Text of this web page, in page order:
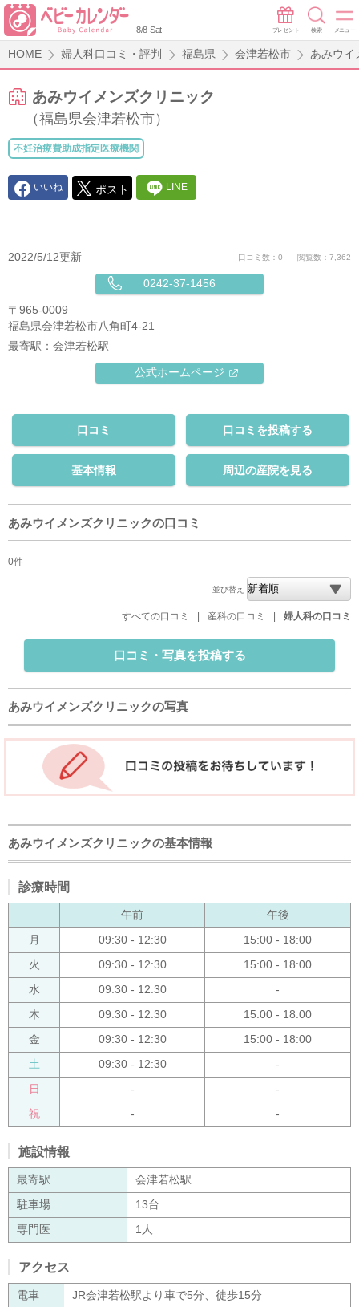
8/8 Sat プレゼント 検索 メニュー
HOME 婦人科口コミ・評判 福島県 会津若松市 あみウイ
あみウイメンズクリニック
（福島県会津若松市）
不妊治療費助成指定医療機関
いいね ポスト LINE
2022/5/12更新 口コミ数：0 閲覧数：7,362
0242-37-1456
〒965-0009
福島県会津若松市八角町4-21
最寄駅： 会津若松駅
公式ホームページ
口コミ 口コミを投稿する
基本情報 周辺の産院を見る
あみウイメンズクリニックの口コミ
0件
並び替え
すべての口コミ | 産科の口コミ | 婦人科の口コミ
口コミ・写真を投稿する
あみウイメンズクリニックの写真
あみウイメンズクリニックの基本情報
診療時間
午前 午後
月 09:30 - 12:30 15:00 - 18:00
火 09:30 - 12:30 15:00 - 18:00
水 09:30 - 12:30 -
木 09:30 - 12:30 15:00 - 18:00
金 09:30 - 12:30 15:00 - 18:00
土 09:30 - 12:30 -
日 - -
祝 - -
施設情報
最寄駅 会津若松駅
駐車場 13台
専門医 1人
アクセス
電車 JR会津若松駅より車で5分、徒歩15分